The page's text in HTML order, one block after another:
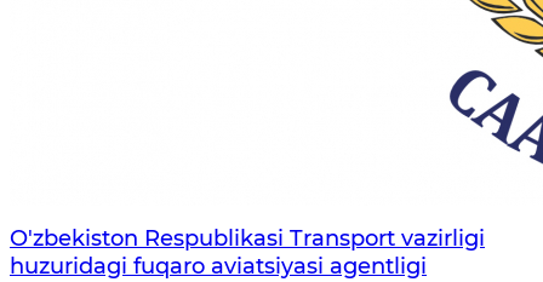
O'zbekiston Respublikasi Transport vazirligi
huzuridagi fuqaro aviatsiyasi agentligi